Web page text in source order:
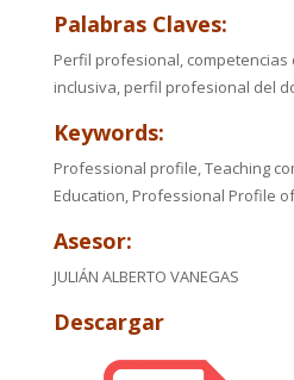
Palabras Claves:
Perfil profesional, competencias
inclusiva, perfil profesional del
Keywords:
Professional profile, Teaching
Education, Professional Profile
Asesor:
JULIÁN ALBERTO VANEGAS
Descargar